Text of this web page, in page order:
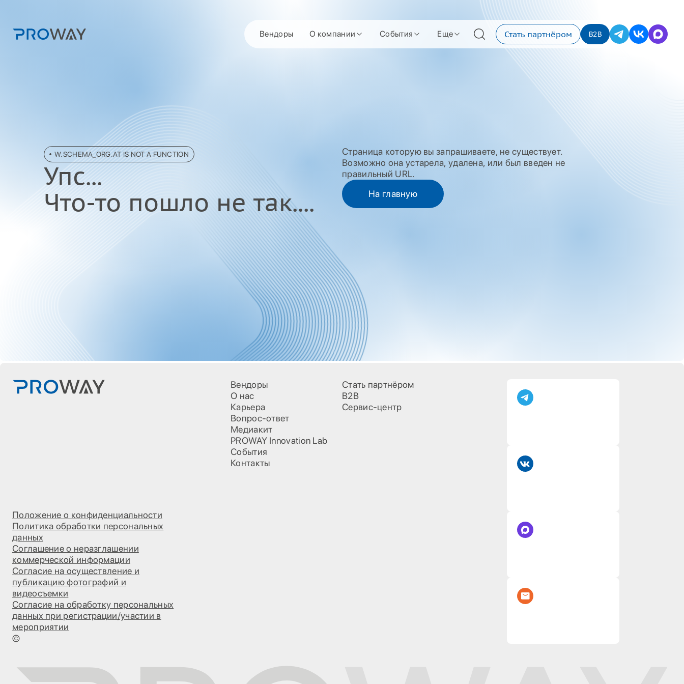
Вендоры О компании События Еще Стать партнёром B2B
W.SCHEMA_ORG.AT IS NOT A FUNCTION
Упc...
Что-то пошло не так....
Страница которую вы запрашиваете, не существует.
Возможно она устарела, удалена, или был введен не
правильный URL.
На главную
Положение о конфиденциальности
Политика обработки персональных
данных
Соглашение о неразглашении
коммерческой информации
Согласие на осуществление и
публикацию фотографий и
видеосъемки
Согласие на обработку персональных
данных при регистрации/участии в
мероприятии
©
Вендоры
О нас
Карьера
Вопрос-ответ
Медиакит
PROWAY Innovation Lab
События
Контакты
Стать партнёром
B2B
Сервис-центр